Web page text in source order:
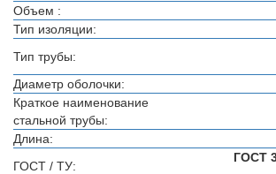
Объем :
Тип изоляции:
Тип трубы:
Диаметр оболочки:
Краткое наименование
стальной трубы:
Длина:
ГОСТ / ТУ:
ГОСТ